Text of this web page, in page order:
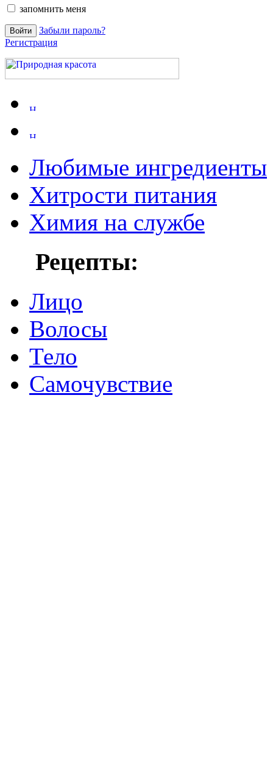
запомнить меня
Забыли пароль?
Регистрация
Любимые ингредиенты
Хитрости питания
Химия на службе
Рецепты:
Лицо
Волосы
Тело
Самочувствие